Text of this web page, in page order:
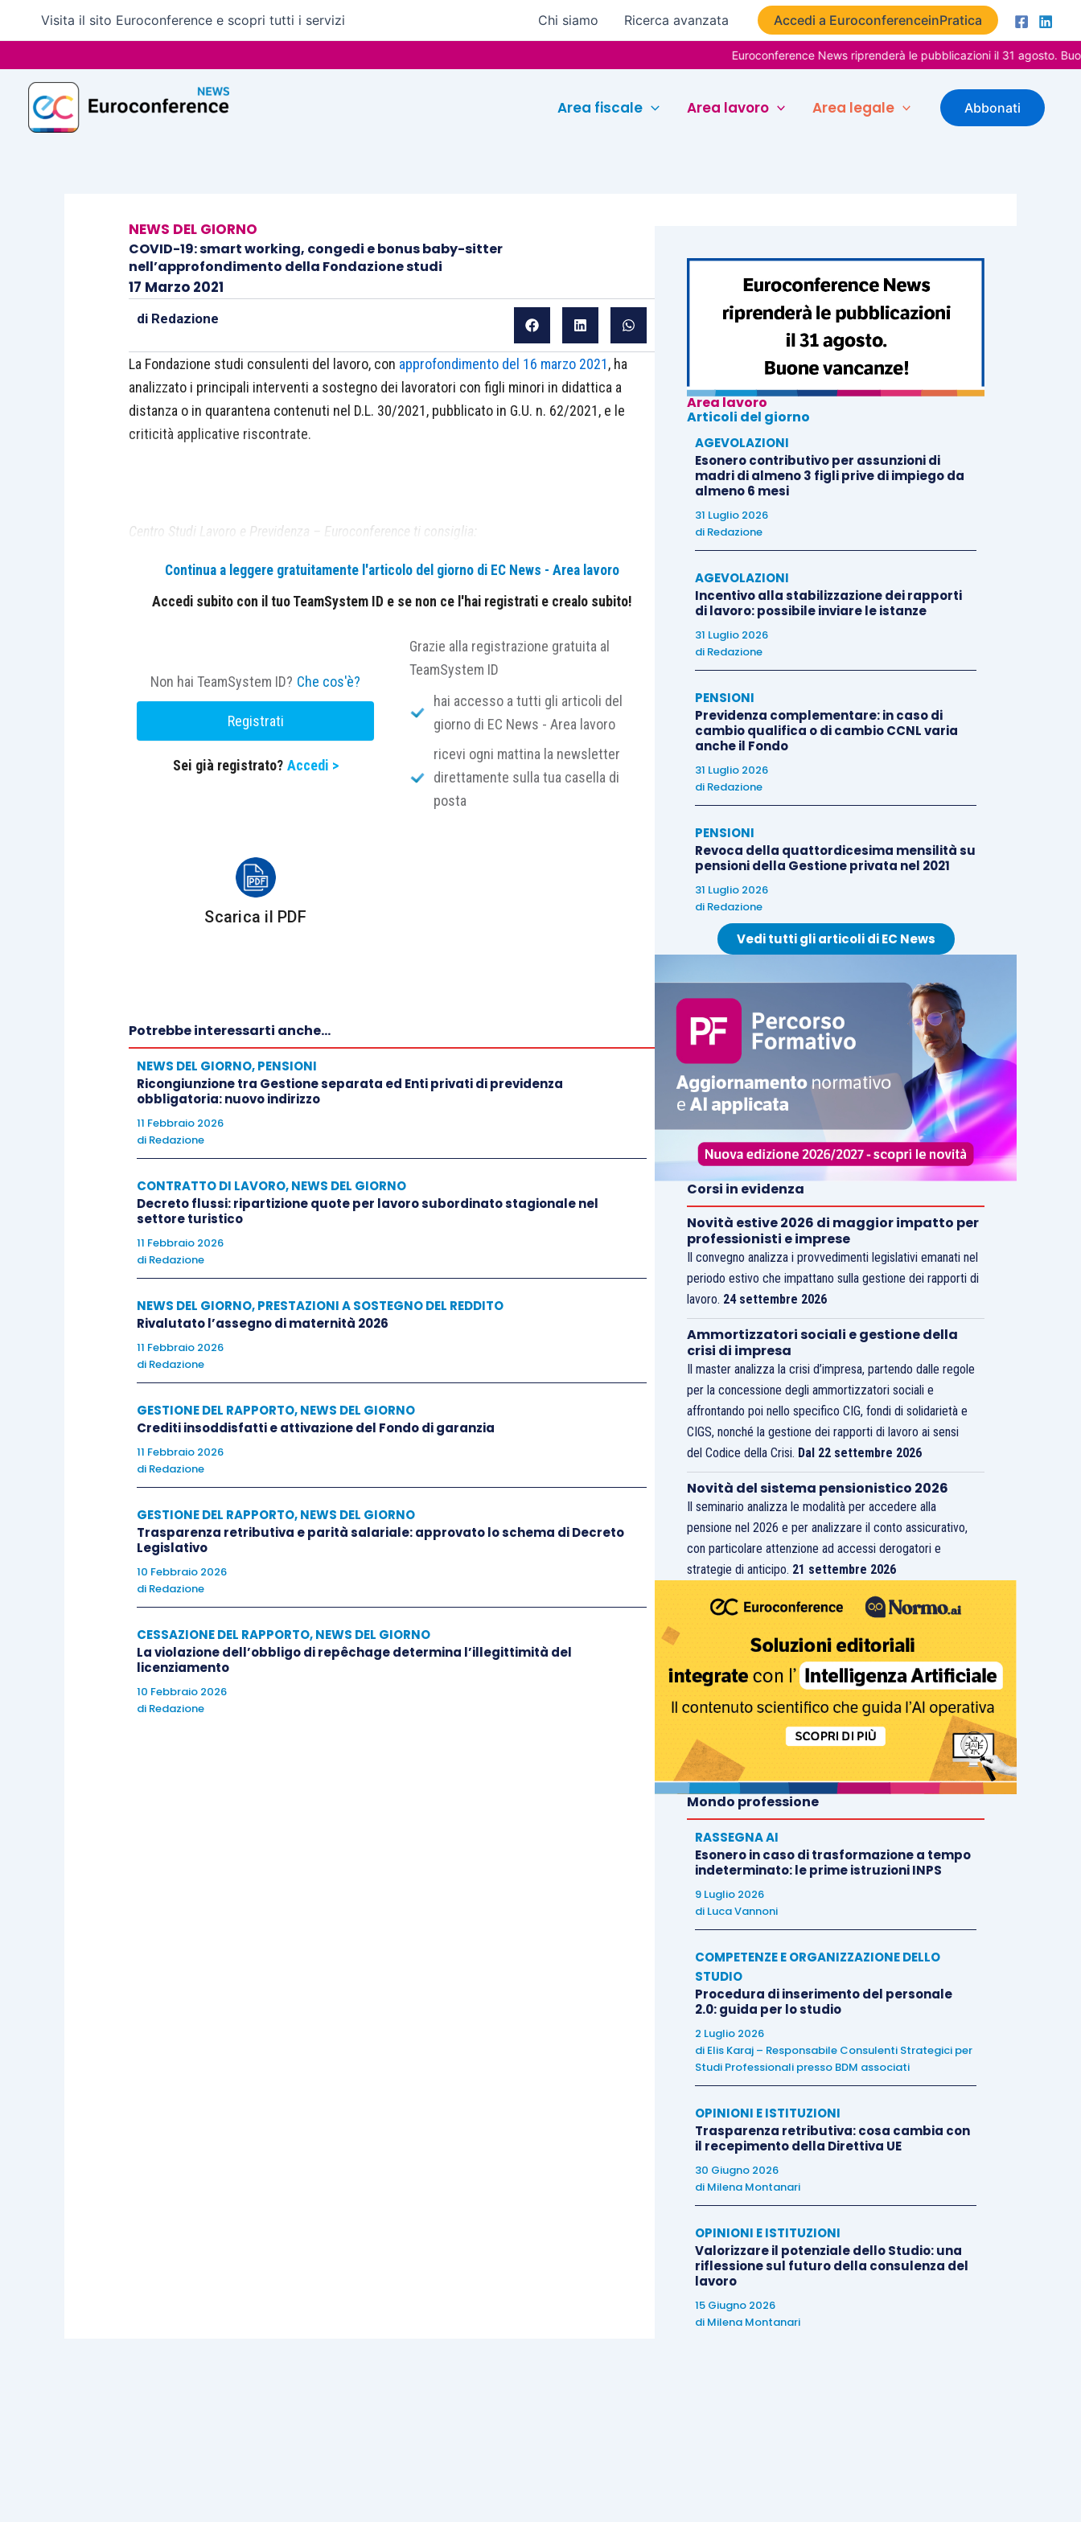
Visita il sito Euroconference e scopri tutti i servizi Chi siamo Ricerca avanzata Accedi a EuroconferenceinPratica
Euroconference News riprenderà le pubblicazioni il 31 agosto. Buone
Area fiscale Area lavoro Area legale Abbonati
NEWS DEL GIORNO
COVID-19: smart working, congedi e bonus baby-sitter
nell’approfondimento della Fondazione studi
17 Marzo 2021
di Redazione
La Fondazione studi consulenti del lavoro, con approfondimento del 16 marzo 2021, ha
analizzato i principali interventi a sostegno dei lavoratori con figli minori in didattica a
distanza o in quarantena contenuti nel D.L. 30/2021, pubblicato in G.U. n. 62/2021, e le
criticità applicative riscontrate.
Centro Studi Lavoro e Previdenza – Euroconference ti consiglia:
Continua a leggere gratuitamente l'articolo del giorno di EC News - Area lavoro
Accedi subito con il tuo TeamSystem ID e se non ce l'hai registrati e crealo subito!
Non hai TeamSystem ID? Che cos'è?
Registrati
Sei già registrato? Accedi >
Grazie alla registrazione gratuita al
TeamSystem ID
hai accesso a tutti gli articoli del
giorno di EC News - Area lavoro
ricevi ogni mattina la newsletter
direttamente sulla tua casella di
posta
Scarica il PDF
Potrebbe interessarti anche...
NEWS DEL GIORNO,PENSIONI
Ricongiunzione tra Gestione separata ed Enti privati di previdenza
obbligatoria: nuovo indirizzo
11 Febbraio 2026
di Redazione
CONTRATTO DI LAVORO,NEWS DEL GIORNO
Decreto flussi: ripartizione quote per lavoro subordinato stagionale nel
settore turistico
11 Febbraio 2026
di Redazione
NEWS DEL GIORNO,PRESTAZIONI A SOSTEGNO DEL REDDITO
Rivalutato l’assegno di maternità 2026
11 Febbraio 2026
di Redazione
GESTIONE DEL RAPPORTO,NEWS DEL GIORNO
Crediti insoddisfatti e attivazione del Fondo di garanzia
11 Febbraio 2026
di Redazione
GESTIONE DEL RAPPORTO,NEWS DEL GIORNO
Trasparenza retributiva e parità salariale: approvato lo schema di Decreto
Legislativo
10 Febbraio 2026
di Redazione
CESSAZIONE DEL RAPPORTO,NEWS DEL GIORNO
La violazione dell’obbligo di repêchage determina l’illegittimità del
licenziamento
10 Febbraio 2026
di Redazione
Area lavoro
Articoli del giorno
AGEVOLAZIONI
Esonero contributivo per assunzioni di
madri di almeno 3 figli prive di impiego da
almeno 6 mesi
31 Luglio 2026
di Redazione
AGEVOLAZIONI
Incentivo alla stabilizzazione dei rapporti
di lavoro: possibile inviare le istanze
31 Luglio 2026
di Redazione
PENSIONI
Previdenza complementare: in caso di
cambio qualifica o di cambio CCNL varia
anche il Fondo
31 Luglio 2026
di Redazione
PENSIONI
Revoca della quattordicesima mensilità su
pensioni della Gestione privata nel 2021
31 Luglio 2026
di Redazione
Vedi tutti gli articoli di EC News
Corsi in evidenza
Novità estive 2026 di maggior impatto per
professionisti e imprese
Il convegno analizza i provvedimenti legislativi emanati nel
periodo estivo che impattano sulla gestione dei rapporti di
lavoro. 24 settembre 2026
Ammortizzatori sociali e gestione della
crisi di impresa
Il master analizza la crisi d’impresa, partendo dalle regole
per la concessione degli ammortizzatori sociali e
affrontando poi nello specifico CIG, fondi di solidarietà e
CIGS, nonché la gestione dei rapporti di lavoro ai sensi
del Codice della Crisi. Dal 22 settembre 2026
Novità del sistema pensionistico 2026
Il seminario analizza le modalità per accedere alla
pensione nel 2026 e per analizzare il conto assicurativo,
con particolare attenzione ad accessi derogatori e
strategie di anticipo. 21 settembre 2026
Mondo professione
RASSEGNA AI
Esonero in caso di trasformazione a tempo
indeterminato: le prime istruzioni INPS
9 Luglio 2026
di Luca Vannoni
COMPETENZE E ORGANIZZAZIONE DELLO
STUDIO
Procedura di inserimento del personale
2.0: guida per lo studio
2 Luglio 2026
di Elis Karaj – Responsabile Consulenti Strategici per
Studi Professionali presso BDM associati
OPINIONI E ISTITUZIONI
Trasparenza retributiva: cosa cambia con
il recepimento della Direttiva UE
30 Giugno 2026
di Milena Montanari
OPINIONI E ISTITUZIONI
Valorizzare il potenziale dello Studio: una
riflessione sul futuro della consulenza del
lavoro
15 Giugno 2026
di Milena Montanari